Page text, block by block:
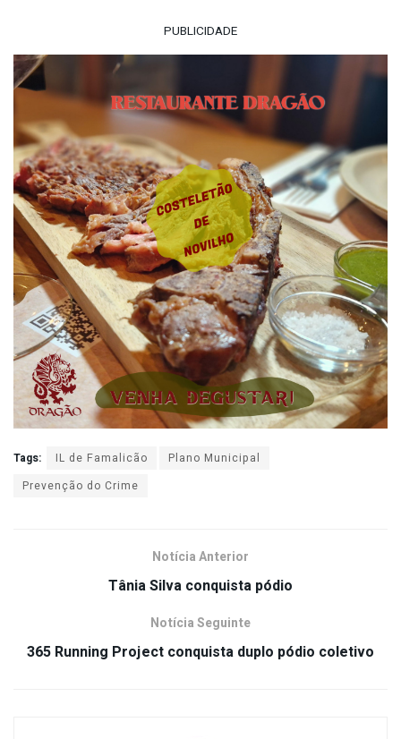
PUBLICIDADE
Tags: IL de Famalicão
Plano Municipal
Prevenção do Crime
Notícia Anterior
Tânia Silva conquista pódio
Notícia Seguinte
365 Running Project conquista duplo pódio coletivo